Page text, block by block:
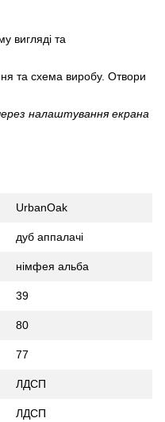
вигляді та
та схема виробу. Отвори
налаштування екрана
UrbanOak
дуб аппалачі
німфея альба
39
80
77
ЛДСП
ЛДСП